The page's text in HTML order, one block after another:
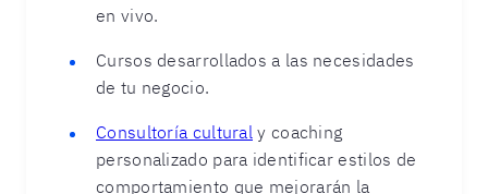
en vivo.
Cursos desarrollados a las necesidades
de tu negocio.
Consultoría cultural y coaching
personalizado para identificar estilos de
comportamiento que mejorarán la